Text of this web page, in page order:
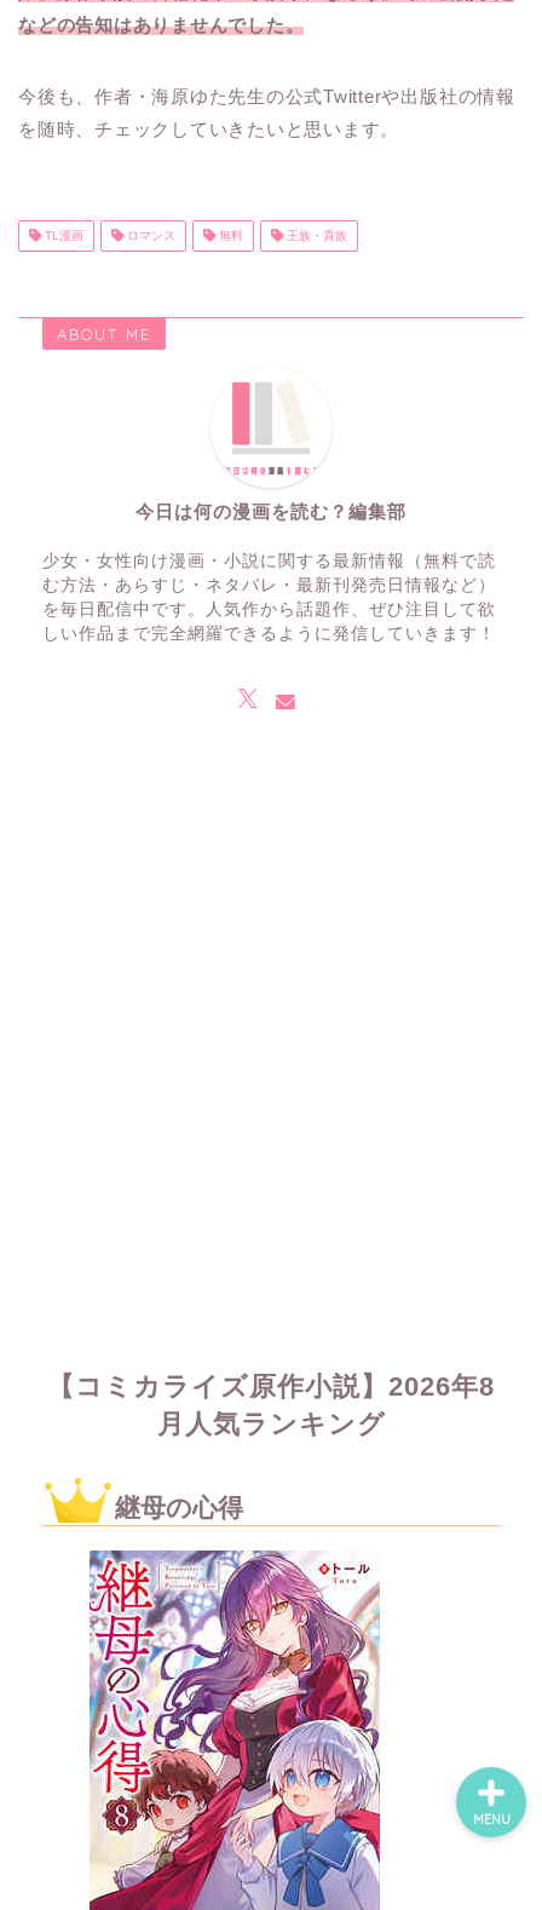
などの告知はありませんでした。
今後も、作者・海原ゆた先生の公式Twitterや出版社の情報
を随時、チェックしていきたいと思います。
TL漫画 ロマンス 無料 王族・貴族
ABOUT ME
今日は何の漫画を読む？編集部
少女・女性向け漫画・小説に関する最新情報（無料で読
む方法・あらすじ・ネタバレ・最新刊発売日情報など）
を毎日配信中です。人気作から話題作、ぜひ注目して欲
しい作品まで完全網羅できるように発信していきます！
【コミカライズ原作小説】2026年8
月人気ランキング
継母の心得
MENU
ネタバレ・感想
無料で読める漫画・小説
漫画・小説新刊情報